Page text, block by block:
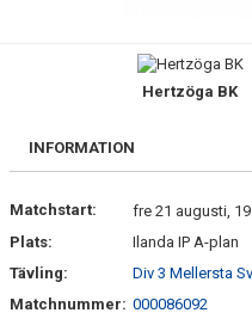
FRISPARKEN
MATCHER
KONTAKTER & LAG
Hertzöga BK
INFORMATION
Matchstart:
fre 21 augusti,
Plats:
Ilanda IP A-plan
Tävling:
Div 3 Mellersta
Matchnummer: 000086092